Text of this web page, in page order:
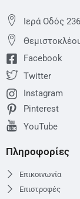
Ιερά Οδός
Facebook
Twitter
Instagram
Pinterest
YouTube
Πληροφορίες
Επικοινωνία
Επιστροφές